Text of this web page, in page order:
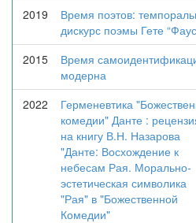
2019
Время поэтов:
дискурс поэмы Гете
2015
Время
модерна
2022
Герменевтика
комедии" Данте :
на книгу В.Н. Назарова
"Данте: Восхождение к
небесам Рая. Морально-
эстетическая символика
"Рая" в "Божественной
Комедии"